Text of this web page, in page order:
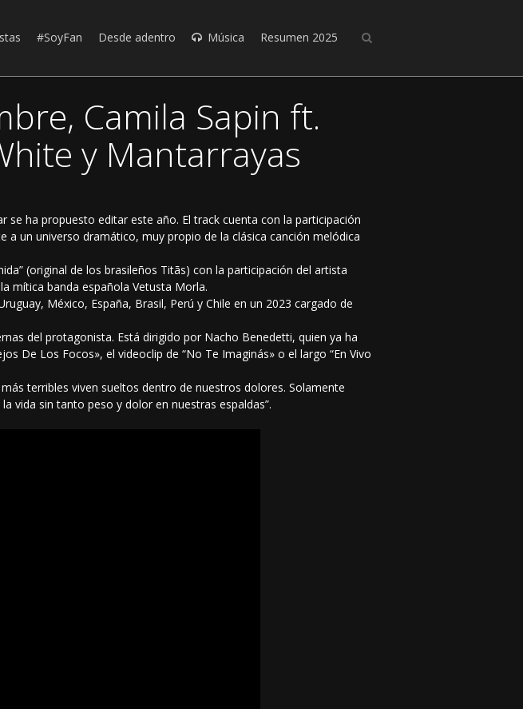
#SoyFan Desde adentro Música Resumen 2025
Camila Sapin ft.
y Mantarrayas
se ha propuesto editar este año. El track cuenta con la participación
un universo dramático, muy propio de la clásica canción melódica
(original de los brasileños Titãs) con la participación del artista
mítica banda española Vetusta Morla.
México, España, Brasil, Perú y Chile en un 2023 cargado de
del protagonista. Está dirigido por Nacho Benedetti, quien ya ha
De Los Focos», el videoclip de “No Te Imaginás» o el largo “En Vivo
terribles viven sueltos dentro de nuestros dolores. Solamente
vida sin tanto peso y dolor en nuestras espaldas”.